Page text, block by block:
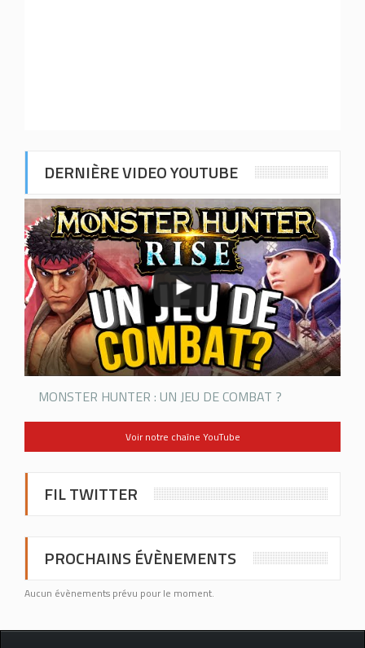
DERNIÈRE VIDEO YOUTUBE
MONSTER HUNTER : UN JEU DE COMBAT ?
Voir notre chaîne YouTube
FIL TWITTER
PROCHAINS ÉVÈNEMENTS
Aucun évènements prévu pour le moment.